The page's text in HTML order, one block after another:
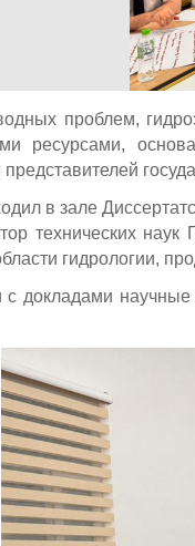
проблем,
ресурсами,
в зале
технических
гидрологии,
докладами научные